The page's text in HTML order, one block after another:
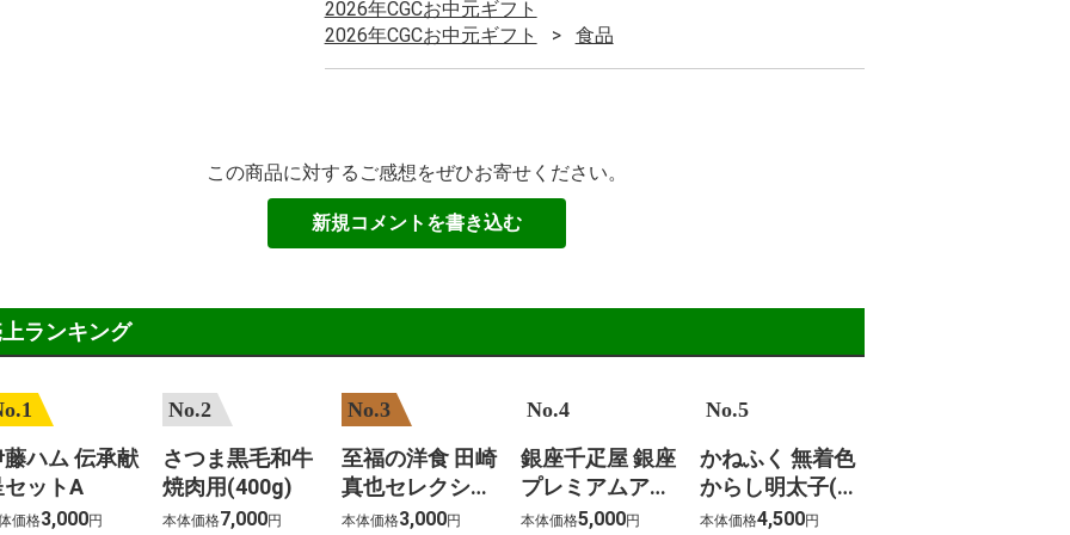
2026年CGCお中元ギフト
2026年CGCお中元ギフト
食品
この商品に対するご感想をぜひお寄せください。
新規コメントを書き込む
ランキング
藤ハム 伝承献
セットA
価格3,000円
No.2
さつま黒毛和牛
焼肉用(400g)
本体価格7,000円
No.3
至福の洋食 田崎
真也セレクショ
ン(12個)
本体価格3,000円
No.4
銀座千疋屋 銀座
プレミアムアイ
ス(10個)
本体価格5,000円
No.5
かねふく 無着色
からし明太子(北
海道産)
本体価格4,500円